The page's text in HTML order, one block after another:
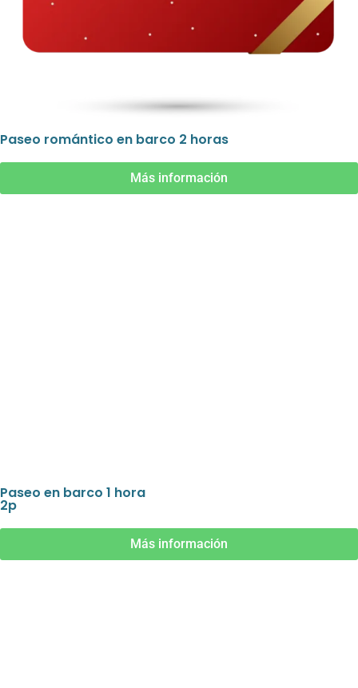
Paseo romántico en barco 2 horas
Más información
Paseo en barco 1 hora
2p
Más información